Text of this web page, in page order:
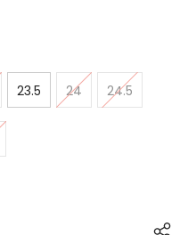
23.5 24 24.5